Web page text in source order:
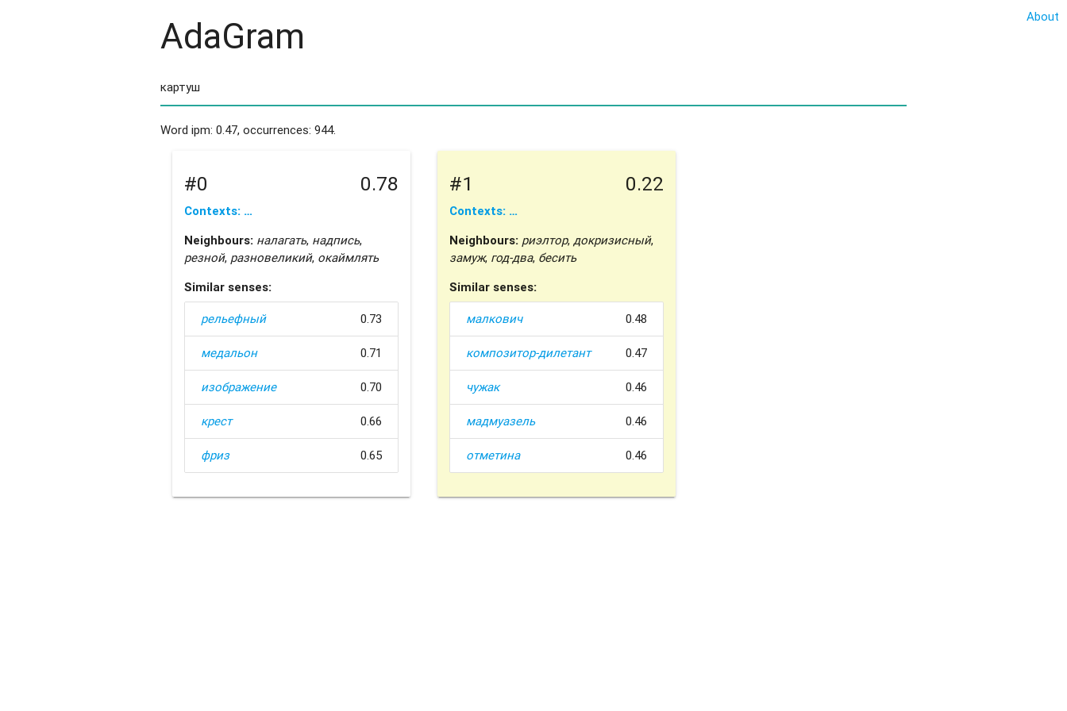
About
AdaGram
Word ipm: 0.47, occurrences: 944.
#0 0.78
Contexts: …
Neighbours: налагать, надпись,
резной, разновеликий, окаймлять
Similar senses:
рельефный 0.73
медальон 0.71
изображение 0.70
крест 0.66
фриз 0.65
#1 0.22
Contexts: …
Neighbours: риэлтор, докризисный,
замуж, год-два, бесить
Similar senses:
малкович 0.48
композитор-дилетант 0.47
чужак 0.46
мадмуазель 0.46
отметина 0.46